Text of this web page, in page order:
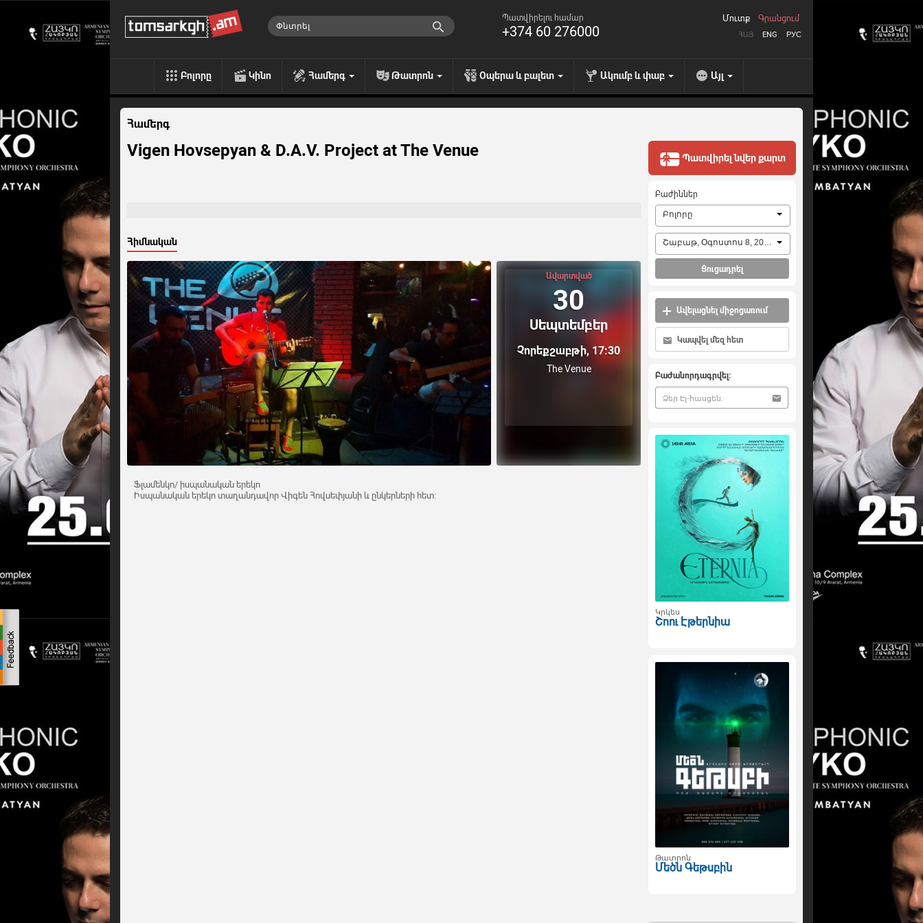
Պատվիրելու համար
+374 60 276000 ՀԱՅ ENG РУС
Մուտք Գրանցում
Բոլորը Կինո Համերգ Թատրոն Օպերա և բալետ Ակումբ և փաբ Այլ
Համերգ
Vigen Hovsepyan & D.A.V. Project at The Venue
Հիմնական
Ավարտված
30
Սեպտեմբեր
Չորեքշաբթի, 17:30
The Venue
Ֆլամենկո/ իսպանական երեկո
Իսպանական երեկո տաղանդավոր Վիգեն Հովսեփյանի և ընկերների հետ:
Պատվիրել նվեր քարտ
Բաժիններ
Բոլորը
Շաբաթ, Օգոստոս 8, 2026
Ցուցադրել
Ավելացնել միջոցառում
Կապվել մեզ հետ
Բաժանորդագրվել:
Կրկես
Շոու Էթերնիա
Թատրոն
Մեծն Գեթսբին